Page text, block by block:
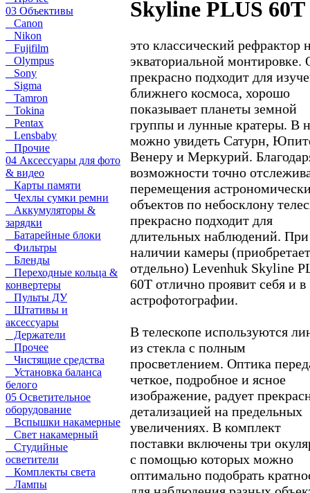
03 Объективы
Canon
Nikon
Fujifilm
Olympus
Sony
Sigma
Tamron
Tokina
Pentax
Lensbaby
Прочие
04 Аксессуары для фото
& видео
Карты памяти
Чехлы сумки ремни
Аккумуляторы &
зарядки
Батарейные блоки
Фильтры
Бленды
Переходные кольца &
конвертеры
Пульты ДУ
Штативы и
аксессуары
Держатели
Прочее
Чистящие средства
Установка баланса
белого
05 Осветительное
оборудование
Вспышки накамерные
Свет накамерный
Студийные
осветители
Комплекты света
Лампы
Skyline PLUS 60T
это классический рефрактор
экваториальной монтировке.
прекрасно подходит для
ближнего космоса, хорошо
показывает планеты земной
группы и лунные кратеры. В
можно увидеть Сатурн,
Венеру и Меркурий.
возможности точно
перемещения
объектов по небосклону
прекрасно подходит для
длительных наблюдений. При
наличии камеры
отдельно) Levenhuk Skyline
60T отлично проявит себя и в
астрофотографии.
В телескопе используются
из стекла с полным
просветлением. Оптика
четкое, подробное и ясное
изображение, радует
детализацией на предельных
увеличениях. В комплект
поставки включены три
с помощью которых можно
оптимально подобрать